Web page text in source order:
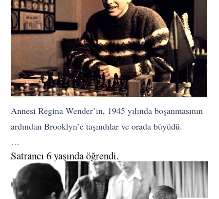
Annesi Regina Wender’in, 1945 yılında boşanmasının
ardından Brooklyn’e taşındılar ve orada büyüdü.
…
Satrancı 6 yaşında öğrendi.